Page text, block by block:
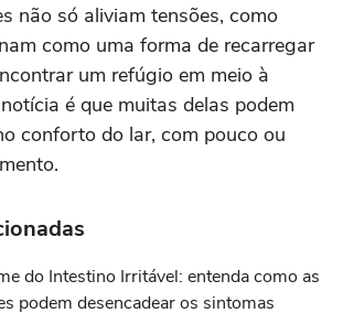
não só aliviam tensões, como
como uma forma de recarregar
um refúgio em meio à
é que muitas delas podem
conforto do lar, com pouco ou
do Intestino Irritável: entenda como as
podem desencadear os sintomas